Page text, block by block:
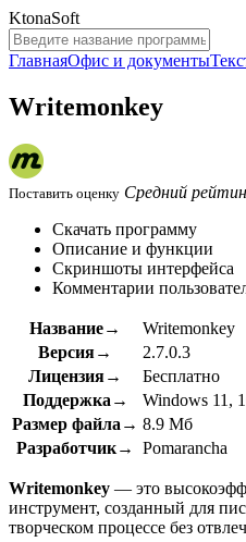
KtonaSoft
ГлавнаяОфис и документы
Writemonkey
Поставить оценку Средний
Скачать программу
Описание и функции
Скриншоты интерфейса
Комментарии
Название→
Writemonkey
Версия→
2.7.0.3
Лицензия→
Бесплатно
Поддержка→
Windows 11,
Размер файла→ 8.9 Мб
Разработчик→
Pomarancha
Writemonkey — это
инструмент, созданный для
творческом процессе без